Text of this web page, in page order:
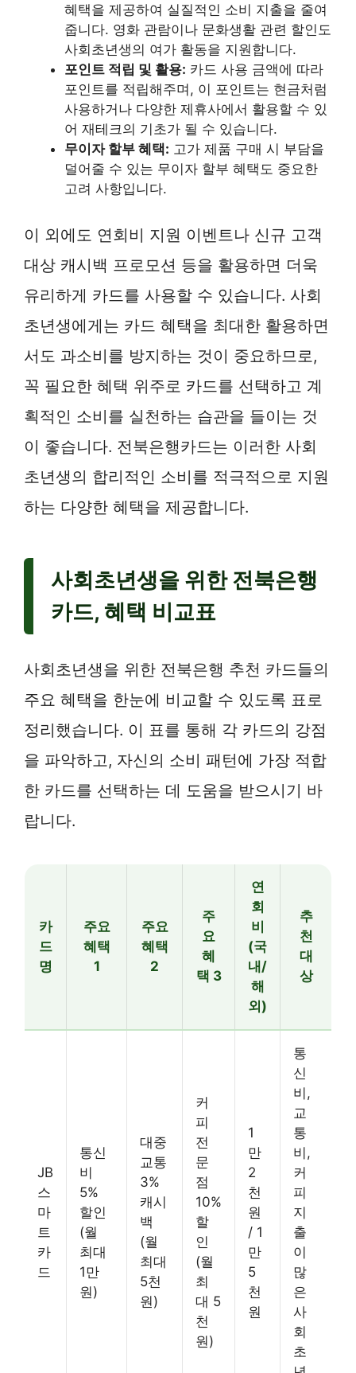
혜택을 제공하여 실질적인 소비 지출을 줄여
줍니다. 영화 관람이나 문화생활 관련 할인도
사회초년생의 여가 활동을 지원합니다.
포인트 적립 및 활용: 카드 사용 금액에 따라
포인트를 적립해주며, 이 포인트는 현금처럼
사용하거나 다양한 제휴사에서 활용할 수 있
어 재테크의 기초가 될 수 있습니다.
무이자 할부 혜택: 고가 제품 구매 시 부담을
덜어줄 수 있는 무이자 할부 혜택도 중요한
고려 사항입니다.
이 외에도 연회비 지원 이벤트나 신규 고객
대상 캐시백 프로모션 등을 활용하면 더욱
유리하게 카드를 사용할 수 있습니다. 사회
초년생에게는 카드 혜택을 최대한 활용하면
서도 과소비를 방지하는 것이 중요하므로,
꼭 필요한 혜택 위주로 카드를 선택하고 계
획적인 소비를 실천하는 습관을 들이는 것
이 좋습니다. 전북은행카드는 이러한 사회
초년생의 합리적인 소비를 적극적으로 지원
하는 다양한 혜택을 제공합니다.
사회초년생을 위한 전북은행
카드, 혜택 비교표
사회초년생을 위한 전북은행 추천 카드들의
주요 혜택을 한눈에 비교할 수 있도록 표로
정리했습니다. 이 표를 통해 각 카드의 강점
을 파악하고, 자신의 소비 패턴에 가장 적합
한 카드를 선택하는 데 도움을 받으시기 바
랍니다.
카
드
명
주요
혜택
1
주요
혜택
2
주
요
혜
택 3
연
회
비
(국
내/
해
외)
추
천
대
상
JB
스
마
트
카
드
통신
비
5%
할인
(월
최대
1만
원)
대중
교통
3%
캐시
백
(월
최대
5천
원)
커
피
전
문
점
10%
할
인
(월
최
대 5
천
원)
1
만
2
천
원
/ 1
만
5
천
원
통
신
비,
교
통
비,
커
피
지
출
이
많
은
사
회
초